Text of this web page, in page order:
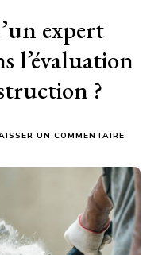
expert
l’évaluation
?
UN COMMENTAIRE
LE
RÔLE
D’UN
EXPERT
DANS